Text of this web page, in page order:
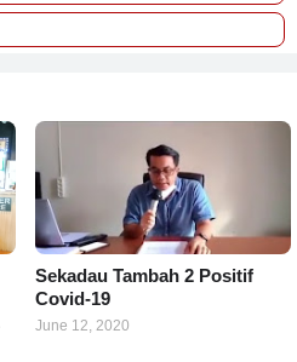
Sekadau Tambah 2 Positif
Covid-19
June 12, 2020